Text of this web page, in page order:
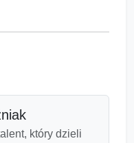
który dzieli